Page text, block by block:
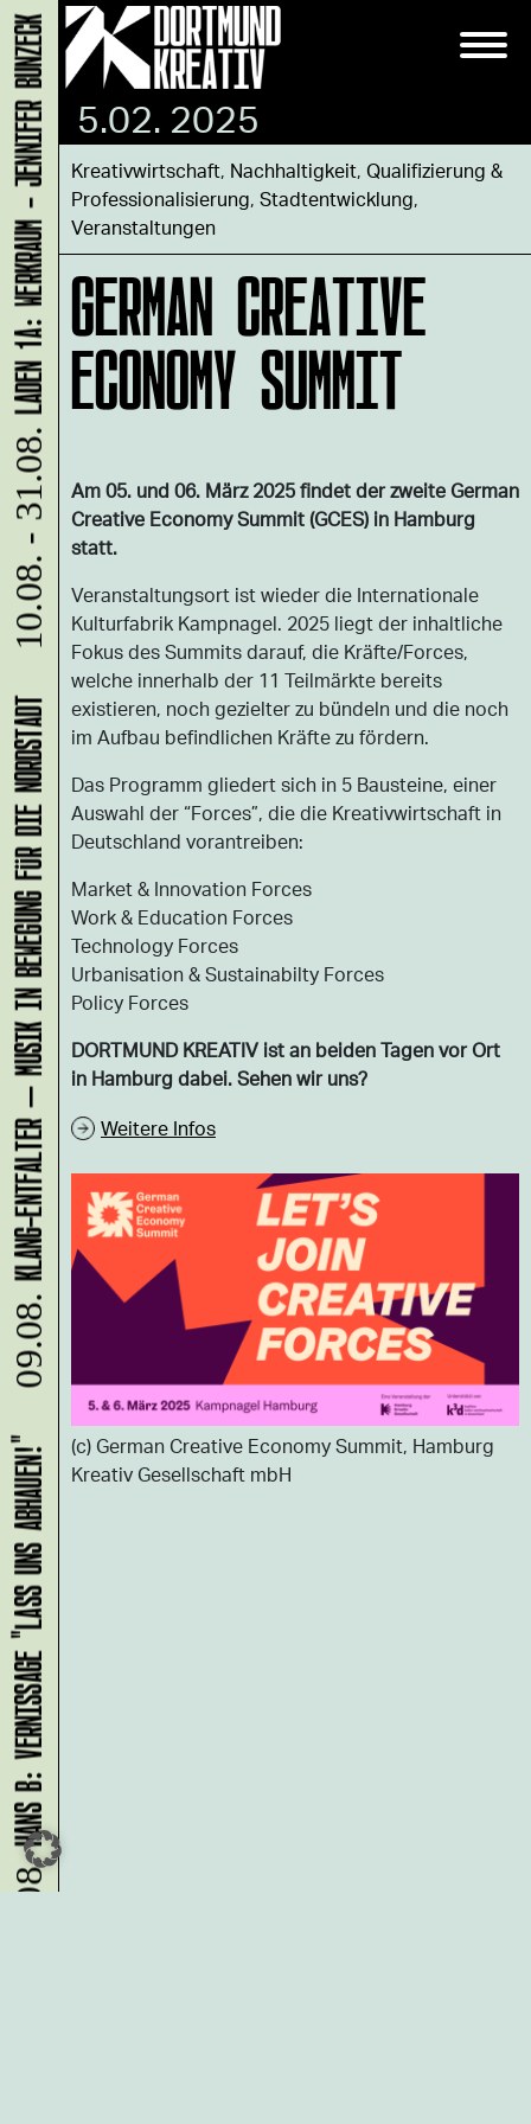
5.02. 2025
Kreativwirtschaft, Nachhaltigkeit, Qualifizierung &
Professionalisierung, Stadtentwicklung,
Veranstaltungen
GERMAN CREATIVE
ECONOMY SUMMIT
Am 05. und 06. März 2025 findet der zweite German
Creative Economy Summit (GCES) in Hamburg
statt.
Veranstaltungsort ist wieder die Internationale
Kulturfabrik Kampnagel. 2025 liegt der inhaltliche
Fokus des Summits darauf, die Kräfte/Forces,
welche innerhalb der 11 Teilmärkte bereits
existieren, noch gezielter zu bündeln und die noch
im Aufbau befindlichen Kräfte zu fördern.
Das Programm gliedert sich in 5 Bausteine, einer
Auswahl der “Forces”, die die Kreativwirtschaft in
Deutschland vorantreiben:
Market & Innovation Forces
Work & Education Forces
Technology Forces
Urbanisation & Sustainabilty Forces
Policy Forces
DORTMUND KREATIV ist an beiden Tagen vor Ort
in Hamburg dabei. Sehen wir uns?
Weitere Infos
(c) German Creative Economy Summit, Hamburg
Kreativ Gesellschaft mbH
09.08.
HANS B: VERNISSAGE "LASS UNS ABHAUEN!"
09.08.
KLANG-ENTFALTER – MUSIK IN BEWEGUNG FÜR DIE NORDSTADT
10.08. - 31.08.
LADEN 1A: WERKRAUM - JENNIFER BUNZECK